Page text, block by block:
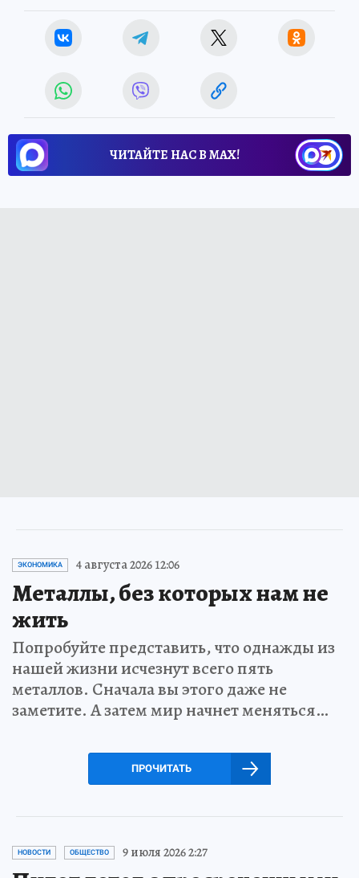
ЧИТАЙТЕ НАС В МАХ!
ЭКОНОМИКА 4 августа 2026 12:06
Металлы, без которых нам не
жить
Попробуйте представить, что однажды из
нашей жизни исчезнут всего пять
металлов. Сначала вы этого даже не
заметите. А затем мир начнет меняться…
ПРОЧИТАТЬ
НОВОСТИ ОБЩЕСТВО 9 июля 2026 2:27